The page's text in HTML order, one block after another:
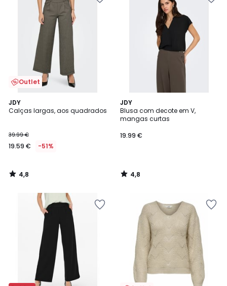
Outlet
JDY
Calças largas, aos quadrados
39.99 €
19.59 € -51%
4,8
/ 5
4,8
/
JDY
Blusa com decote em V,
mangas curtas
19.99 €
4,8
/ 5
4,8
/